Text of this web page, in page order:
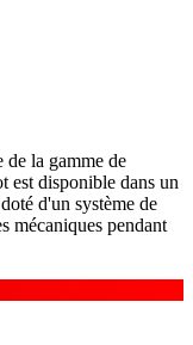
de la gamme de
est disponible dans un
d'un système de
mécaniques pendant